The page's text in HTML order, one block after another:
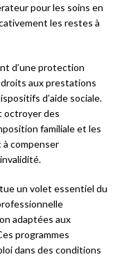
pour les soins en
les restes à
d’une protection
aux prestations
d’aide sociale.
octroyer des
familiale et les
compenser
un volet essentiel du
adaptées aux
programmes
dans des conditions